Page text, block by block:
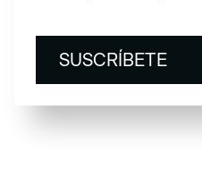
SUSCRÍBETE
SUSCRÍBETE